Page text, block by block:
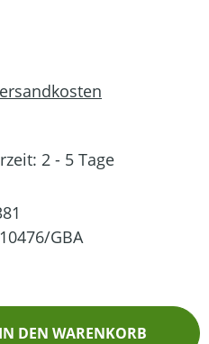
2 - 5 Tage
GBA
gewünschten
IN DEN WARENKORB